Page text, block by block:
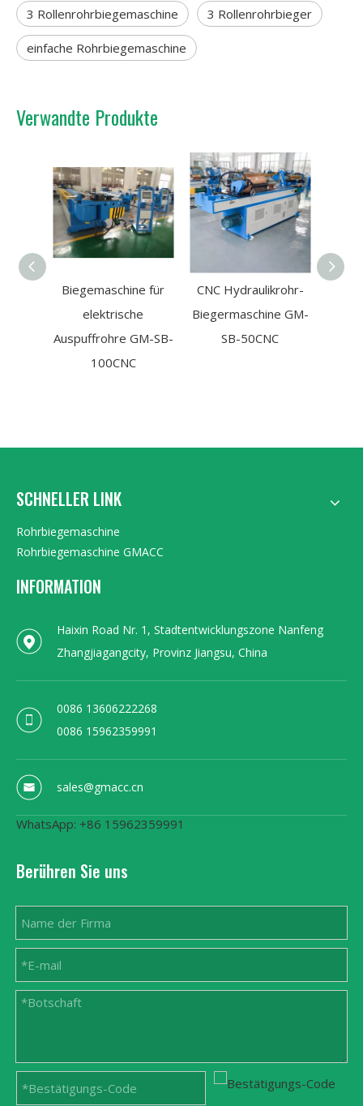
3 Rollenrohrbiegemaschine 3 Rollenrohrbieger
einfache Rohrbiegemaschine
Verwandte Produkte
Biegemaschine für
elektrische
Auspuffrohre GM-SB-
100CNC
CNC Hydraulikrohr-
Biegermaschine GM-
SB-50CNC
SCHNELLER LINK
Rohrbiegemaschine
Rohrbiegemaschine GMACC
INFORMATION
Haixin Road Nr. 1, Stadtentwicklungszone Nanfeng
Zhangjiagangcity, Provinz Jiangsu, China
0086 13606222268
0086 15962359991
sales@gmacc.cn
WhatsApp: +86 15962359991
Berühren Sie uns